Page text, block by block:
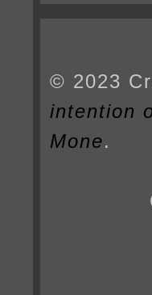
© 2023
intention
Mone.